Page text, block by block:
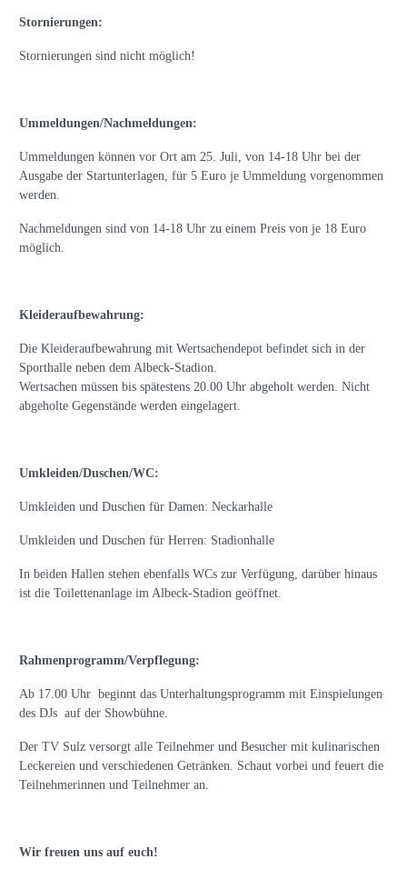
Stornierungen:
Stornierungen sind nicht möglich!
Ummeldungen/Nachmeldungen:
Ummeldungen können vor Ort am 25. Juli, von 14-18 Uhr bei der
Ausgabe der Startunterlagen, für 5 Euro je Ummeldung vorgenommen
werden.
Nachmeldungen sind von 14-18 Uhr zu einem Preis von je 18 Euro
möglich.
Kleideraufbewahrung:
Die Kleideraufbewahrung mit Wertsachendepot befindet sich in der
Sporthalle neben dem Albeck-Stadion.
Wertsachen müssen bis spätestens 20.00 Uhr abgeholt werden. Nicht
abgeholte Gegenstände werden eingelagert.
Umkleiden/Duschen/WC:
Umkleiden und Duschen für Damen: Neckarhalle
Umkleiden und Duschen für Herren: Stadionhalle
In beiden Hallen stehen ebenfalls WCs zur Verfügung, darüber hinaus
ist die Toilettenanlage im Albeck-Stadion geöffnet.
Rahmenprogramm/Verpflegung:
Ab 17.00 Uhr beginnt das Unterhaltungsprogramm mit Einspielungen
des DJs auf der Showbühne.
Der TV Sulz versorgt alle Teilnehmer und Besucher mit kulinarischen
Leckereien und verschiedenen Getränken. Schaut vorbei und feuert die
Teilnehmerinnen und Teilnehmer an.
Wir freuen uns auf euch!